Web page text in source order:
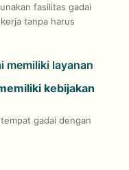
fasilitas gadai
tanpa harus
memiliki layanan
kebijakan
gadai dengan